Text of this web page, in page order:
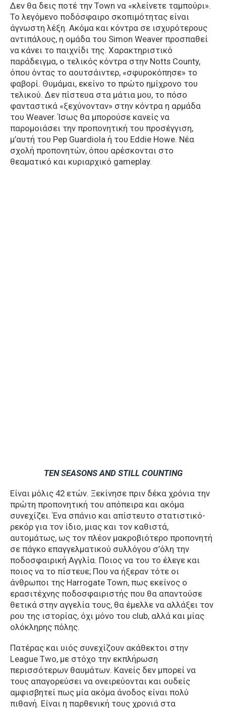
Δεν θα δεις ποτέ την Town να «κλείνετε ταμπούρι».
Το λεγόμενο ποδόσφαιρο σκοπιμότητας είναι
άγνωστη λέξη. Ακόμα και κόντρα σε ισχυρότερους
αντιπάλους, η ομάδα του Simon Weaver προσπαθεί
να κάνει το παιχνίδι της. Χαρακτηριστικό
παράδειγμα, ο τελικός κόντρα στην Notts County,
όπου όντας το αουτσάιντερ, «σφυροκόπησε» το
φαβορί. Θυμάμαι, εκείνο το πρώτο ημίχρονο του
τελικού. Δεν πίστευα στα μάτια μου, το πόσο
φανταστικά «ξεχύνονταν» στην κόντρα η αρμάδα
του Weaver. Ίσως θα μπορούσε κανείς να
παρομοιάσει την προπονητική του προσέγγιση,
μ’αυτή του Pep Guardiola ή του Eddie Howe. Νέα
σχολή προπονητών, όπου αρέσκονται στο
θεαματικό και κυριαρχικό gameplay.
TEN SEASONS AND STILL COUNTING
Είναι μόλις 42 ετών. Ξεκίνησε πριν δέκα χρόνια την
πρώτη προπονητική του απόπειρα και ακόμα
συνεχίζει. Ένα σπάνιο και απίστευτο στατιστικό-
ρεκόρ για τον ίδιο, μιας και τον καθιστά,
αυτομάτως, ως τον πλέον μακροβιότερο προπονητή
σε πάγκο επαγγελματικού συλλόγου σ’όλη την
ποδοσφαιρική Αγγλία. Ποιος να του το έλεγε και
ποιος να το πίστευε; Που να ήξεραν τότε οι
άνθρωποι της Harrogate Town, πως εκείνος ο
ερασιτέχνης ποδοσφαιριστής που θα απαντούσε
θετικά στην αγγελία τους, θα έμελλε να αλλάξει τον
ρου της ιστορίας, όχι μόνο του club, αλλά και μίας
ολόκληρης πόλης.
Πατέρας και υιός συνεχίζουν ακάθεκτοι στην
League Two, με στόχο την εκπλήρωση
περισσότερων θαυμάτων. Κανείς δεν μπορεί να
τους απαγορεύσει να ονειρεύονται και ουδείς
αμφισβητεί πως μία ακόμα άνοδος είναι πολύ
πιθανή. Είναι η παρθενική τους χρονιά στα